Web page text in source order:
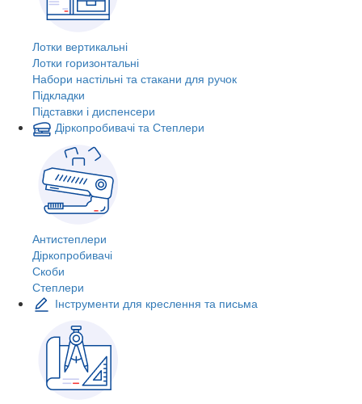
Лотки вертикальні
Лотки горизонтальні
Набори настільні та стакани для ручок
Підкладки
Підставки і диспенсери
Діркопробивачі та Степлери
Антистеплери
Діркопробивачі
Скоби
Степлери
Інструменти для креслення та письма